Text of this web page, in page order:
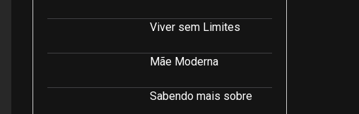
Viver sem Limites
Mãe Moderna
Sabendo mais sobre